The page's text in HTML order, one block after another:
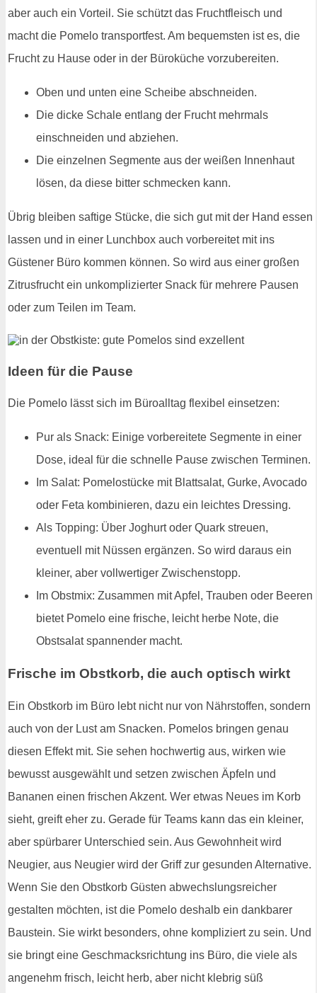
aber auch ein Vorteil. Sie schützt das Fruchtfleisch und
macht die Pomelo transportfest. Am bequemsten ist es, die
Frucht zu Hause oder in der Büroküche vorzubereiten.
Oben und unten eine Scheibe abschneiden.
Die dicke Schale entlang der Frucht mehrmals
einschneiden und abziehen.
Die einzelnen Segmente aus der weißen Innenhaut
lösen, da diese bitter schmecken kann.
Übrig bleiben saftige Stücke, die sich gut mit der Hand essen
lassen und in einer Lunchbox auch vorbereitet mit ins
Güstener Büro kommen können. So wird aus einer großen
Zitrusfrucht ein unkomplizierter Snack für mehrere Pausen
oder zum Teilen im Team.
Ideen für die Pause
Die Pomelo lässt sich im Büroalltag flexibel einsetzen:
Pur als Snack: Einige vorbereitete Segmente in einer
Dose, ideal für die schnelle Pause zwischen Terminen.
Im Salat: Pomelostücke mit Blattsalat, Gurke, Avocado
oder Feta kombinieren, dazu ein leichtes Dressing.
Als Topping: Über Joghurt oder Quark streuen,
eventuell mit Nüssen ergänzen. So wird daraus ein
kleiner, aber vollwertiger Zwischenstopp.
Im Obstmix: Zusammen mit Apfel, Trauben oder Beeren
bietet Pomelo eine frische, leicht herbe Note, die
Obstsalat spannender macht.
Frische im Obstkorb, die auch optisch wirkt
Ein Obstkorb im Büro lebt nicht nur von Nährstoffen, sondern
auch von der Lust am Snacken. Pomelos bringen genau
diesen Effekt mit. Sie sehen hochwertig aus, wirken wie
bewusst ausgewählt und setzen zwischen Äpfeln und
Bananen einen frischen Akzent. Wer etwas Neues im Korb
sieht, greift eher zu. Gerade für Teams kann das ein kleiner,
aber spürbarer Unterschied sein. Aus Gewohnheit wird
Neugier, aus Neugier wird der Griff zur gesunden Alternative.
Wenn Sie den Obstkorb Güsten abwechslungsreicher
gestalten möchten, ist die Pomelo deshalb ein dankbarer
Baustein. Sie wirkt besonders, ohne kompliziert zu sein. Und
sie bringt eine Geschmacksrichtung ins Büro, die viele als
angenehm frisch, leicht herb, aber nicht klebrig süß